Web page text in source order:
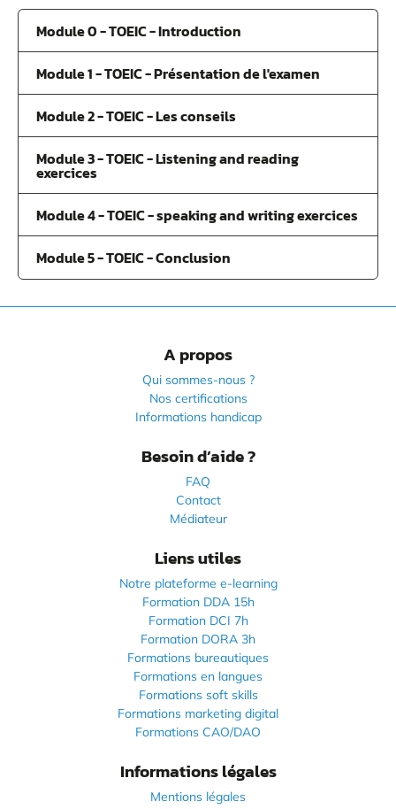
Module 0 - TOEIC - Introduction
Module 1 - TOEIC - Présentation de l'examen
Module 2 - TOEIC - Les conseils
Module 3 - TOEIC - Listening and reading
exercices
Module 4 - TOEIC - speaking and writing exercices
Module 5 - TOEIC - Conclusion
A propos
Qui sommes-nous ?
Nos certifications
Informations handicap
Besoin d’aide ?
FAQ
Contact
Médiateur
Liens utiles
Notre plateforme e-learning
Formation DDA 15h
Formation DCI 7h
Formation DORA 3h
Formations bureautiques
Formations en langues
Formations soft skills
Formations marketing digital
Formations CAO/DAO
Informations légales
Mentions légales